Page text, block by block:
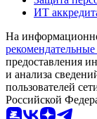
ИТ
На
предоставления
и анализа
пользователей
Российской